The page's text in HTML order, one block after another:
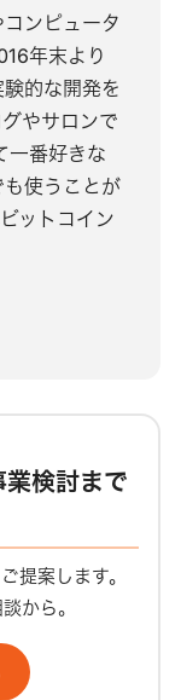
ンピュータ
年末より
的な開発を
やサロンで
一番好きな
使うことが
ットコイン
業検討まで
提案します。
から。